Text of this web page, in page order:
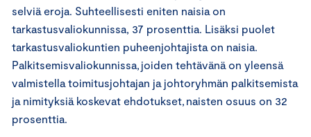
selviä eroja. Suhteellisesti eniten naisia on
tarkastusvaliokunnissa, 37 prosenttia. Lisäksi puolet
tarkastusvaliokuntien puheenjohtajista on naisia.
Palkitsemisvaliokunnissa, joiden tehtävänä on yleensä
valmistella toimitusjohtajan ja johtoryhmän palkitsemista
ja nimityksiä koskevat ehdotukset, naisten osuus on 32
prosenttia.